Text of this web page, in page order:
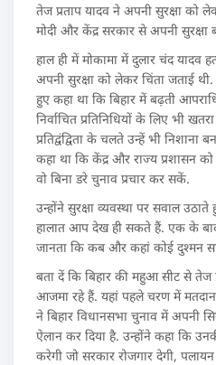
तेज प्रताप यादव ने अपनी सुरक्षा को
मोदी और केंद्र सरकार से अपनी
हाल ही में मोकामा में दुलार चंद यादव
अपनी सुरक्षा को लेकर चिंता जताई
हुए कहा था कि बिहार में बढ़ती
निर्वाचित प्रतिनिधियों के लिए भी
प्रतिद्वंद्विता के चलते उन्हें भी निशाना
कहा था कि केंद्र और राज्य प्रशासन को
वो बिना डरे चुनाव प्रचार कर सकें.
उन्होंने सुरक्षा व्यवस्था पर सवाल
हालात आप देख ही सकते हैं. एक के बाद
जानता कि कब और कहां कोई दुश्मन
बता दें कि बिहार की महुआ सीट से तेज
आजमा रहे हैं. यहां पहले चरण में मतदान
ने बिहार विधानसभा चुनाव में अपनी
ऐलान कर दिया है. उन्होंने कहा कि
करेगी जो सरकार रोजगार देगी,